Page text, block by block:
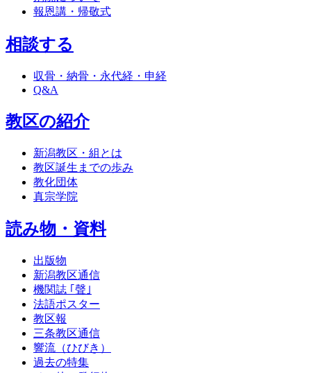
報恩講・帰敬式
相談する
収骨・納骨・永代経・申経
Q&A
教区の紹介
新潟教区・組とは
教区誕生までの歩み
教化団体
真宗学院
読み物・資料
出版物
新潟教区通信
機関誌 ｢聲｣
法語ポスター
教区報
三条教区通信
響流（ひびき）
過去の特集